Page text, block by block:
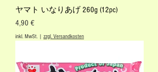
ヤマト いなりあげ 260g (12pc)
Preis
4,90 €
inkl. MwSt. | zzgl. Versandkosten